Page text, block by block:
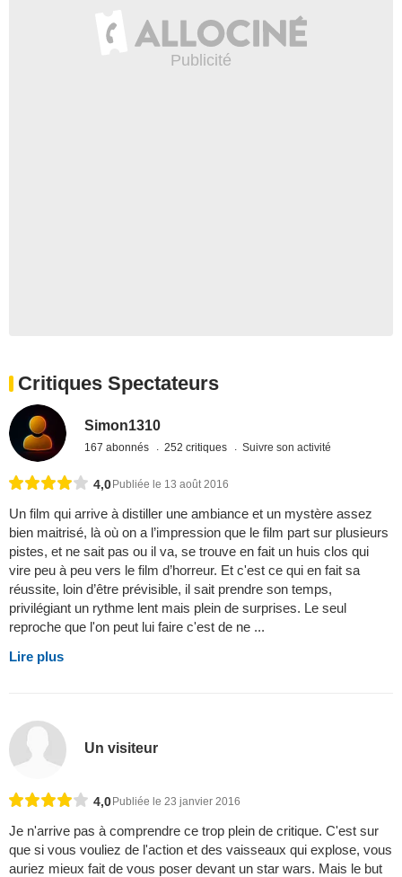
Critiques Spectateurs
Simon1310
167 abonnés 252 critiques Suivre son activité
4,0 Publiée le 13 août 2016
Un film qui arrive à distiller une ambiance et un mystère assez
bien maitrisé, là où on a l’impression que le film part sur plusieurs
pistes, et ne sait pas ou il va, se trouve en fait un huis clos qui
vire peu à peu vers le film d’horreur. Et c'est ce qui en fait sa
réussite, loin d’être prévisible, il sait prendre son temps,
privilégiant un rythme lent mais plein de surprises. Le seul
reproche que l'on peut lui faire c'est de ne ...
Lire plus
Un visiteur
4,0Publiée le 23 janvier 2016
Je n'arrive pas à comprendre ce trop plein de critique. C'est sur
que si vous vouliez de l'action et des vaisseaux qui explose, vous
auriez mieux fait de vous poser devant un star wars. Mais le but